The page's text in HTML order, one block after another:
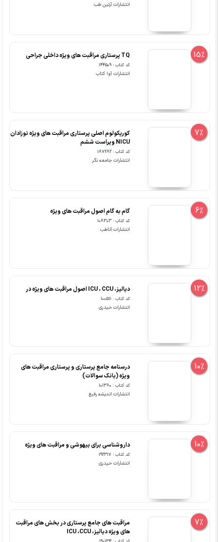
انتشارات آرتین طب
15% TQ پرستاری مراقبت های ویژه داخلی جراحی
کد کتاب : 144509
انتشارات آوا کتاب
7%
کوریکولوم اصلی پرستاری مراقبت های ویژه نوزادان
NICU ویراست ششم
کد کتاب : 187282
انتشارات جامعه نگر
6% گام به گام اصول مراقبت های ویژه
کد کتاب : 108303
انتشارات آناطب
12% دیالیز، ICU ، CCU اصول مراقبت های ویژه در
کد کتاب : 100511
انتشارات حیدری
10%
درسنامه جامع پرستاری و پرستاری مراقبت های
ویژه (بانک سوالات)
کد کتاب : 101380
انتشارات اندیشه رفیع
10% داروشناسی برای بیهوشی و مراقبت های ویژه
کد کتاب : 192317
انتشارات حیدری
7%
مراقبت های جامع پرستاری در بخش های مراقبت
های ویژه دیالیز، ICU ،CCU